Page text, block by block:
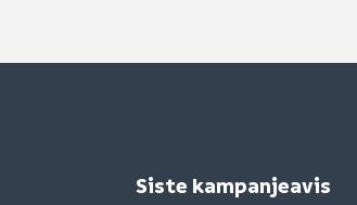
Siste kampanjeavis